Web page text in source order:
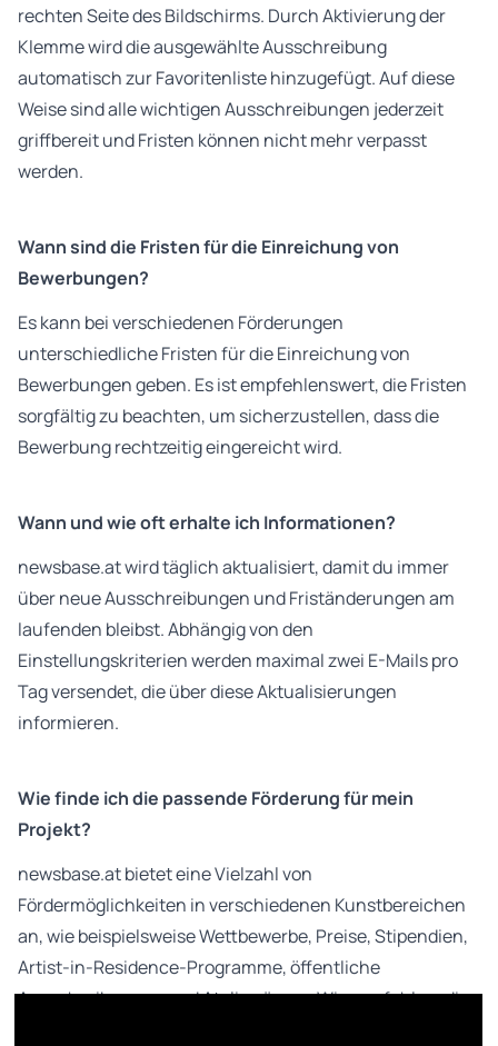
rechten Seite des Bildschirms. Durch Aktivierung der
Klemme wird die ausgewählte Ausschreibung
automatisch zur Favoritenliste hinzugefügt. Auf diese
Weise sind alle wichtigen Ausschreibungen jederzeit
griffbereit und Fristen können nicht mehr verpasst
werden.
Wann sind die Fristen für die Einreichung von
Bewerbungen?
Es kann bei verschiedenen Förderungen
unterschiedliche Fristen für die Einreichung von
Bewerbungen geben. Es ist empfehlenswert, die Fristen
sorgfältig zu beachten, um sicherzustellen, dass die
Bewerbung rechtzeitig eingereicht wird.
Wann und wie oft erhalte ich Informationen?
newsbase.at wird täglich aktualisiert, damit du immer
über neue Ausschreibungen und Friständerungen am
laufenden bleibst. Abhängig von den
Einstellungskriterien werden maximal zwei E-Mails pro
Tag versendet, die über diese Aktualisierungen
informieren.
Wie finde ich die passende Förderung für mein
Projekt?
newsbase.at bietet eine Vielzahl von
Fördermöglichkeiten in verschiedenen Kunstbereichen
an, wie beispielsweise Wettbewerbe, Preise, Stipendien,
Artist-in-Residence-Programme, öffentliche
Ausschreibungen und Atelierräume. Wir empfehlen, die